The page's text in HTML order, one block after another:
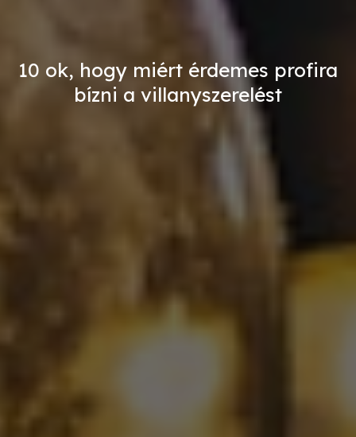
10 ok, hogy miért érdemes profira
bízni a villanyszerelést